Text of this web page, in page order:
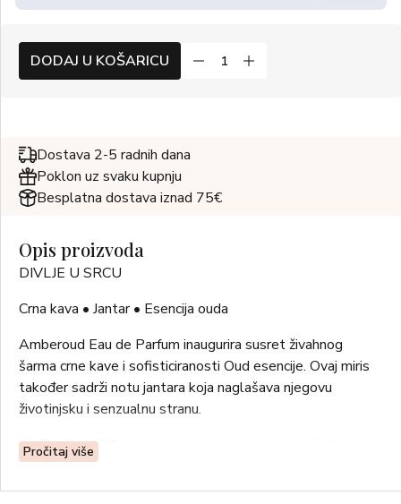
DODAJ U KOŠARICU
Dostava 2-5 radnih dana
Poklon uz svaku kupnju
Besplatna dostava iznad 75€
Opis proizvoda
DIVLJE U SRCU
Crna kava • Jantar • Esencija ouda
Amberoud Eau de Parfum inaugurira susret živahnog
šarma crne kave i sofisticiranosti Oud esencije. Ovaj miris
također sadrži notu jantara koja naglašava njegovu
životinjsku i senzualnu stranu.
GORNJE NOTE: crna kava, esencija bergamota, šafran
Pročitaj više